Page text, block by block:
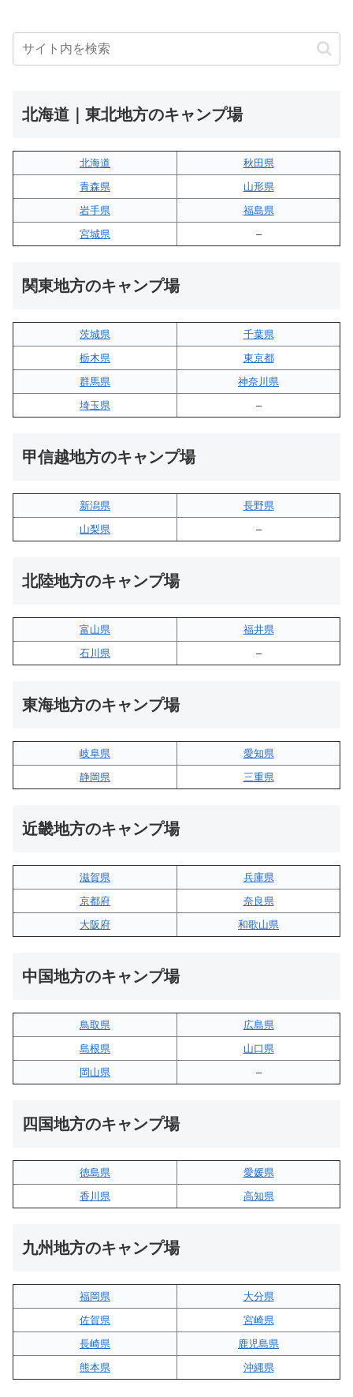
北海道｜東北地方のキャンプ場
北海道
秋田県
青森県
山形県
岩手県
福島県
宮城県
–
関東地方のキャンプ場
茨城県
千葉県
栃木県
東京都
群馬県
神奈川県
埼玉県
–
甲信越地方のキャンプ場
新潟県
長野県
山梨県
–
北陸地方のキャンプ場
富山県
福井県
石川県
–
東海地方のキャンプ場
岐阜県
愛知県
静岡県
三重県
近畿地方のキャンプ場
滋賀県
兵庫県
京都府
奈良県
大阪府
和歌山県
中国地方のキャンプ場
鳥取県
広島県
島根県
山口県
岡山県
–
四国地方のキャンプ場
徳島県
愛媛県
香川県
高知県
九州地方のキャンプ場
福岡県
大分県
佐賀県
宮崎県
長崎県
鹿児島県
熊本県
沖縄県